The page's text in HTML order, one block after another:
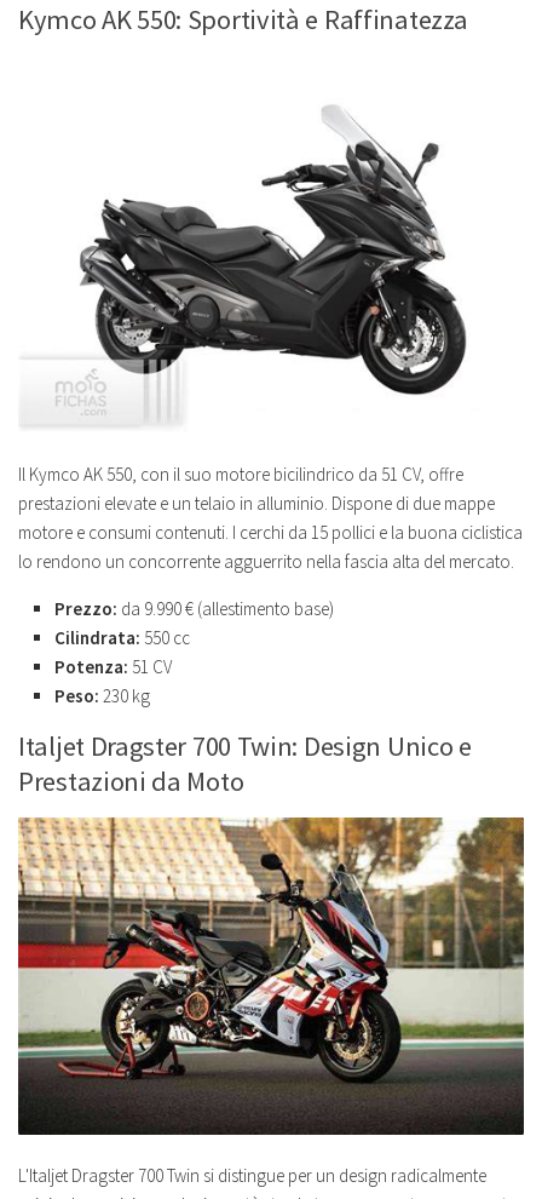
Kymco AK 550: Sportività e Raffinatezza
Il Kymco AK 550, con il suo motore bicilindrico da 51 CV, offre
prestazioni elevate e un telaio in alluminio. Dispone di due mappe
motore e consumi contenuti. I cerchi da 15 pollici e la buona ciclistica
lo rendono un concorrente agguerrito nella fascia alta del mercato.
Prezzo: da 9.990 € (allestimento base)
Cilindrata: 550 cc
Potenza: 51 CV
Peso: 230 kg
Italjet Dragster 700 Twin: Design Unico e
Prestazioni da Moto
L'Italjet Dragster 700 Twin si distingue per un design radicalmente